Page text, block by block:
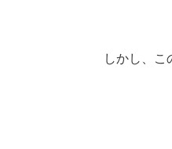
しかし、こ